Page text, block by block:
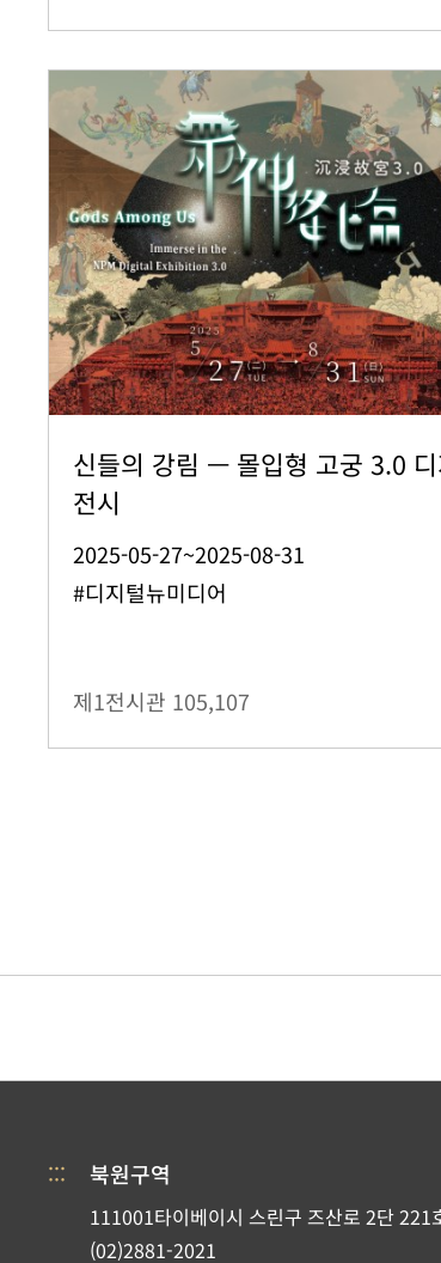
신들의 강림 — 몰입형 고궁 3.0
전시
2025-05-27~2025-08-31
#디지털뉴미디어
제1전시관 105,107
::: 북원구역
111001타이베이시 스린구 즈산로 2단 221
(02)2881-2021